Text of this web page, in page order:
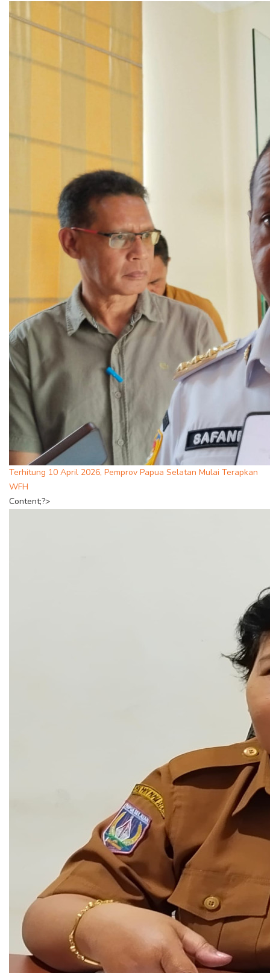
Terhitung 10 April 2026, Pemprov Papua Selatan Mulai Terapkan
WFH
Content;?>